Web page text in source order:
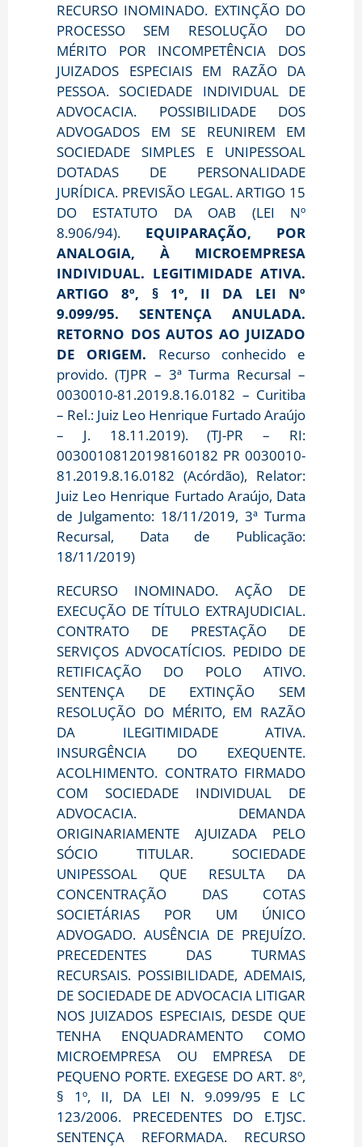
RECURSO INOMINADO. EXTINÇÃO DO
PROCESSO SEM RESOLUÇÃO DO
MÉRITO POR INCOMPETÊNCIA DOS
JUIZADOS ESPECIAIS EM RAZÃO DA
PESSOA. SOCIEDADE INDIVIDUAL DE
ADVOCACIA. POSSIBILIDADE DOS
ADVOGADOS EM SE REUNIREM EM
SOCIEDADE SIMPLES E UNIPESSOAL
DOTADAS DE PERSONALIDADE
JURÍDICA. PREVISÃO LEGAL. ARTIGO 15
DO ESTATUTO DA OAB (LEI Nº
8.906/94). EQUIPARAÇÃO, POR
ANALOGIA, À MICROEMPRESA
INDIVIDUAL. LEGITIMIDADE ATIVA.
ARTIGO 8º, § 1º, II DA LEI Nº
9.099/95. SENTENÇA ANULADA.
RETORNO DOS AUTOS AO JUIZADO
DE ORIGEM. Recurso conhecido e
provido. (TJPR – 3ª Turma Recursal –
0030010-81.2019.8.16.0182 – Curitiba
– Rel.: Juiz Leo Henrique Furtado Araújo
– J. 18.11.2019). (TJ-PR – RI:
00300108120198160182 PR 0030010-
81.2019.8.16.0182 (Acórdão), Relator:
Juiz Leo Henrique Furtado Araújo, Data
de Julgamento: 18/11/2019, 3ª Turma
Recursal, Data de Publicação:
18/11/2019)
RECURSO INOMINADO. AÇÃO DE
EXECUÇÃO DE TÍTULO EXTRAJUDICIAL.
CONTRATO DE PRESTAÇÃO DE
SERVIÇOS ADVOCATÍCIOS. PEDIDO DE
RETIFICAÇÃO DO POLO ATIVO.
SENTENÇA DE EXTINÇÃO SEM
RESOLUÇÃO DO MÉRITO, EM RAZÃO
DA ILEGITIMIDADE ATIVA.
INSURGÊNCIA DO EXEQUENTE.
ACOLHIMENTO. CONTRATO FIRMADO
COM SOCIEDADE INDIVIDUAL DE
ADVOCACIA. DEMANDA
ORIGINARIAMENTE AJUIZADA PELO
SÓCIO TITULAR. SOCIEDADE
UNIPESSOAL QUE RESULTA DA
CONCENTRAÇÃO DAS COTAS
SOCIETÁRIAS POR UM ÚNICO
ADVOGADO. AUSÊNCIA DE PREJUÍZO.
PRECEDENTES DAS TURMAS
RECURSAIS. POSSIBILIDADE, ADEMAIS,
DE SOCIEDADE DE ADVOCACIA LITIGAR
NOS JUIZADOS ESPECIAIS, DESDE QUE
TENHA ENQUADRAMENTO COMO
MICROEMPRESA OU EMPRESA DE
PEQUENO PORTE. EXEGESE DO ART. 8º,
§ 1º, II, DA LEI N. 9.099/95 E LC
123/2006. PRECEDENTES DO E.TJSC.
SENTENÇA REFORMADA. RECURSO